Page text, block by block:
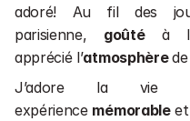
adoré! Au fil des
parisienne, goûté à
apprécié l’atmosphère
J’adore la vie
expérience mémorable et